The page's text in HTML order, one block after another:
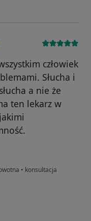
człowiek
Słucha i
a nie że
ten lekarz w
• konsultacja